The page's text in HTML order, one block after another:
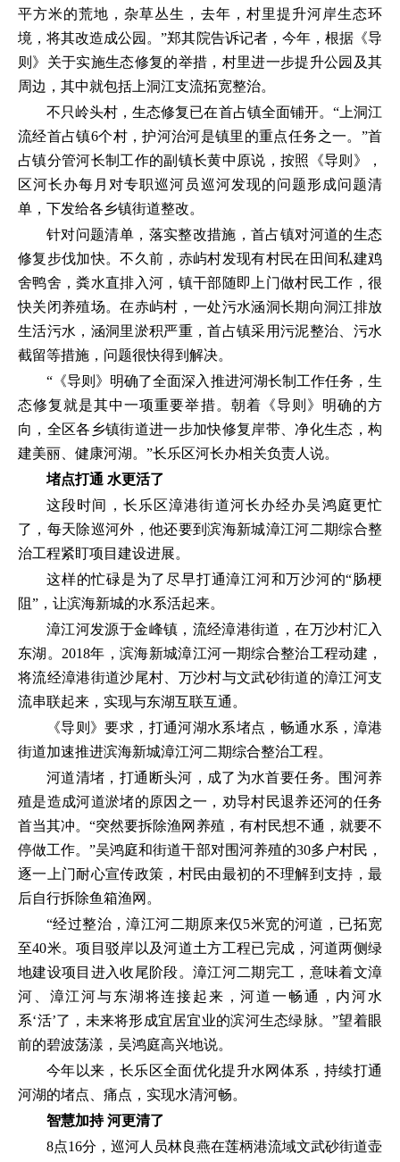
平方米的荒地，杂草丛生，去年，村里提升河岸生态环
境，将其改造成公园。”郑其院告诉记者，今年，根据《导
则》关于实施生态修复的举措，村里进一步提升公园及其
周边，其中就包括上洞江支流拓宽整治。
不只岭头村，生态修复已在首占镇全面铺开。“上洞江
流经首占镇6个村，护河治河是镇里的重点任务之一。”首
占镇分管河长制工作的副镇长黄中原说，按照《导则》，
区河长办每月对专职巡河员巡河发现的问题形成问题清
单，下发给各乡镇街道整改。
针对问题清单，落实整改措施，首占镇对河道的生态
修复步伐加快。不久前，赤屿村发现有村民在田间私建鸡
舍鸭舍，粪水直排入河，镇干部随即上门做村民工作，很
快关闭养殖场。在赤屿村，一处污水涵洞长期向洞江排放
生活污水，涵洞里淤积严重，首占镇采用污泥整治、污水
截留等措施，问题很快得到解决。
“《导则》明确了全面深入推进河湖长制工作任务，生
态修复就是其中一项重要举措。朝着《导则》明确的方
向，全区各乡镇街道进一步加快修复岸带、净化生态，构
建美丽、健康河湖。”长乐区河长办相关负责人说。
堵点打通 水更活了
这段时间，长乐区漳港街道河长办经办吴鸿庭更忙
了，每天除巡河外，他还要到滨海新城漳江河二期综合整
治工程紧盯项目建设进展。
这样的忙碌是为了尽早打通漳江河和万沙河的“肠梗
阻”，让滨海新城的水系活起来。
漳江河发源于金峰镇，流经漳港街道，在万沙村汇入
东湖。2018年，滨海新城漳江河一期综合整治工程动建，
将流经漳港街道沙尾村、万沙村与文武砂街道的漳江河支
流串联起来，实现与东湖互联互通。
《导则》要求，打通河湖水系堵点，畅通水系，漳港
街道加速推进滨海新城漳江河二期综合整治工程。
河道清堵，打通断头河，成了为水首要任务。围河养
殖是造成河道淤堵的原因之一，劝导村民退养还河的任务
首当其冲。“突然要拆除渔网养殖，有村民想不通，就要不
停做工作。”吴鸿庭和街道干部对围河养殖的30多户村民，
逐一上门耐心宣传政策，村民由最初的不理解到支持，最
后自行拆除鱼箱渔网。
“经过整治，漳江河二期原来仅5米宽的河道，已拓宽
至40米。项目驳岸以及河道土方工程已完成，河道两侧绿
地建设项目进入收尾阶段。漳江河二期完工，意味着文漳
河、漳江河与东湖将连接起来，河道一畅通，内河水
系‘活’了，未来将形成宜居宜业的滨河生态绿脉。”望着眼
前的碧波荡漾，吴鸿庭高兴地说。
今年以来，长乐区全面优化提升水网体系，持续打通
河湖的堵点、痛点，实现水清河畅。
智慧加持 河更清了
8点16分，巡河人员林良燕在莲柄港流域文武砂街道壶